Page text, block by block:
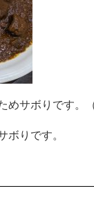
サボりです。
りです。